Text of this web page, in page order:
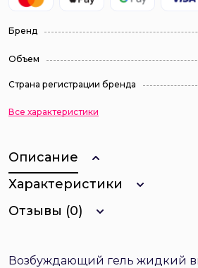
Бренд
Объем
Страна регистрации бренда
Все характеристики
Описание
Характеристики
Отзывы (0)
Возбуждающий гель жидкий